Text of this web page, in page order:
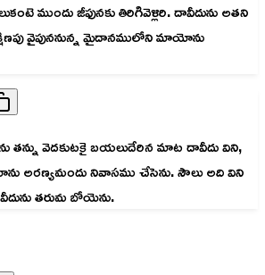
ముందు జీఫునకు తిరిగివెళ్లిరి. దావీదును అతని
వైపుననున్న మైదానములోని మాయోను
తన్ను వెదకుటకై బయలుదేరిన మాట దావీదు విని,
అరణ్యమందు నివాసము చేసెను. సౌలు అది విని
తరుమ బోయెను.